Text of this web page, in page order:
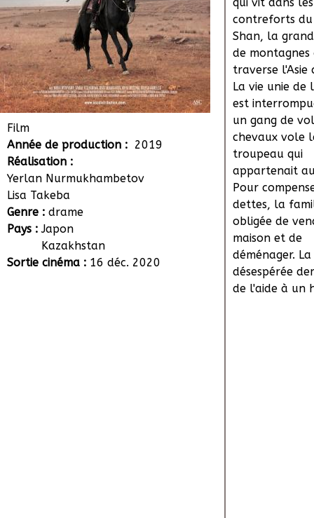
Film
Année de production : 2019
Réalisation :
Yerlan Nurmukhambetov
Lisa Takeba
Genre : drame
Pays :Japon
Kazakhstan
Sortie cinéma : 16 déc. 2020
qui vit dans les
contreforts du
Shan, la
de montagnes
traverse l'Asie
La vie unie
est
un gang de
chevaux vole
troupeau qui
appartenait
Pour
dettes, la
obligée de
maison et de
déménager.
désespérée
de l'aide à un